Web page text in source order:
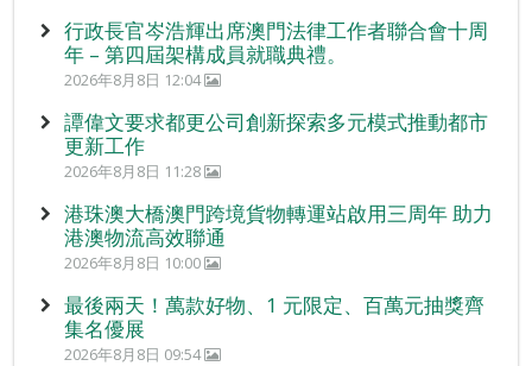
行政長官岑浩輝出席澳門法律工作者聯合會十周
年 – 第四屆架構成員就職典禮。
2026年8月8日 12:04
譚偉文要求都更公司創新探索多元模式推動都市
更新工作
2026年8月8日 11:28
港珠澳大橋澳門跨境貨物轉運站啟用三周年 助力
港澳物流高效聯通
2026年8月8日 10:00
最後兩天！萬款好物、1 元限定、百萬元抽獎齊
集名優展
2026年8月8日 09:54